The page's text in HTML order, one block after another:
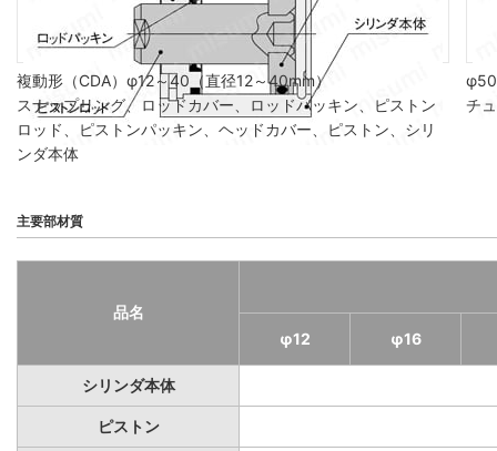
複動形（CDA）φ12～40（直径12～40mm）
スナップリング、ロッドカバー、ロッドパッキン、ピストン
ロッド、ピストンパッキン、ヘッドカバー、ピストン、シリ
ンダ本体
φ50
チ
主要部材質
品名
φ12
φ16
シリンダ本体
ピストン